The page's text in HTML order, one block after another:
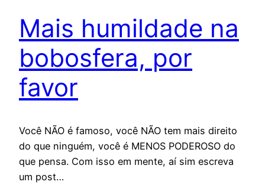
Mais humildade na
bobosfera, por
favor
Você NÃO é famoso, você NÃO tem mais direito
do que ninguém, você é MENOS PODEROSO do
que pensa. Com isso em mente, aí sim escreva
um post…